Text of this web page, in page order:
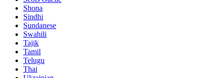
Shona
Sindhi
Sundanese
Swahili
Tajik
Tamil
Telugu
Thai